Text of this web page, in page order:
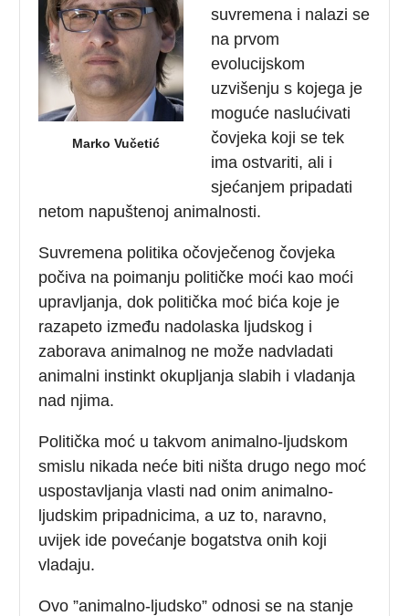
Marko Vučetić
suvremena i nalazi se
na prvom
evolucijskom
uzvišenju s kojega je
moguće naslućivati
čovjeka koji se tek
ima ostvariti, ali i
sjećanjem pripadati
netom napuštenoj animalnosti.
Suvremena politika očovječenog čovjeka
počiva na poimanju političke moći kao moći
upravljanja, dok politička moć bića koje je
razapeto između nadolaska ljudskog i
zaborava animalnog ne može nadvladati
animalni instinkt okupljanja slabih i vladanja
nad njima.
Politička moć u takvom animalno-ljudskom
smislu nikada neće biti ništa drugo nego moć
uspostavljanja vlasti nad onim animalno-
ljudskim pripadnicima, a uz to, naravno,
uvijek ide povećanje bogatstva onih koji
vladaju.
Ovo ”animalno-ljudsko” odnosi se na stanje